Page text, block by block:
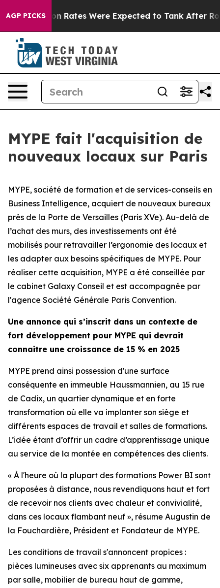
AGP PICKS
Abortion Rates Were Expected to Tank After
MYPE fait l'acquisition de
nouveaux locaux sur Paris
MYPE, société de formation et de services-conseils en
Business Intelligence, acquiert de nouveaux bureaux
près de la Porte de Versailles (Paris XVe). Au-delà de
l’achat des murs, des investissements ont été
mobilisés pour retravailler l’ergonomie des locaux et
les adapter aux besoins spécifiques de MYPE. Pour
réaliser cette acquisition, MYPE a été conseillée par
le cabinet Galaxy Conseil et est accompagnée par
l'agence Société Générale Paris Convention.
Une annonce qui s’inscrit dans un contexte de
fort développement pour MYPE qui devrait
connaitre une croissance de 15 % en 2025
MYPE prend ainsi possession d'une surface
conséquente en immeuble Haussmannien, au 15 rue
de Cadix, un quartier dynamique et en forte
transformation où elle va implanter son siège et
différents espaces de travail et salles de formations.
L’idée étant d’offrir un cadre d’apprentissage unique
au service de la montée en compétences des clients.
« À l'heure où la plupart des formations Power BI sont
proposées à distance, nous revendiquons haut et fort
de recevoir nos clients avec chaleur et convivialité,
dans ces locaux flambant neuf », résume Augustin de
la Fouchardière, Président et Fondateur de MYPE.
Les conditions de travail s'annoncent propices :
pièces lumineuses avec six apprenants au maximum
par salle, mobilier de bureau haut de gamme,